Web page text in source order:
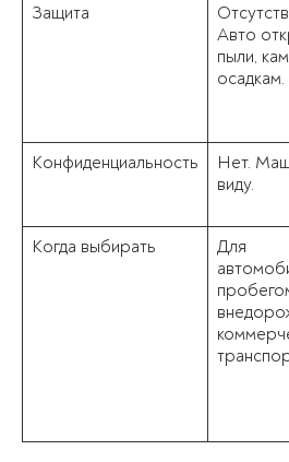
Защита
Авто
пыли,
осадкам.
Конфиденциальность
Нет.
виду.
Когда выбирать
Для